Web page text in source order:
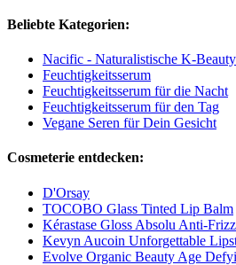
Beliebte Kategorien:
Nacific - Naturalistische K-
Feuchtigkeitsserum
Feuchtigkeitsserum für die Nacht
Feuchtigkeitsserum für den Tag
Vegane Seren für Dein Gesicht
Cosmeterie entdecken:
D'Orsay
TOCOBO Glass Tinted Lip Balm
Kérastase Gloss Absolu Anti-
Kevyn Aucoin Unforgettable
Evolve Organic Beauty Age